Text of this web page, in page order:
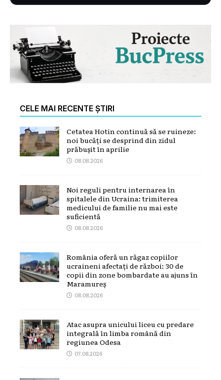
CELE MAI RECENTE ȘTIRI
Cetatea Hotin continuă să se ruineze:
noi bucăți se desprind din zidul
prăbușit în aprilie
08.08.2026
Noi reguli pentru internarea în
spitalele din Ucraina: trimiterea
medicului de familie nu mai este
suficientă
08.08.2026
România oferă un răgaz copiilor
ucraineni afectați de război: 30 de
copii din zone bombardate au ajuns în
Maramureș
08.08.2026
Atac asupra unicului liceu cu predare
integrală în limba română din
regiunea Odesa
07.08.2026